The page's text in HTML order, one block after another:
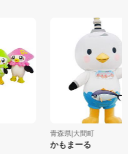
青森県|大間町
かもまーる